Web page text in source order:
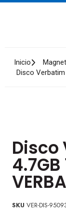
Inicio
Disco Verbatim
Disco
SKU VER-DIS-